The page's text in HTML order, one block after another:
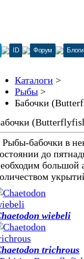
ID Форум Блоги
Каталоги >
Рыбы >
Бабочки
Рыбы-бабочки в
до
большой
wiebeli
trichrous